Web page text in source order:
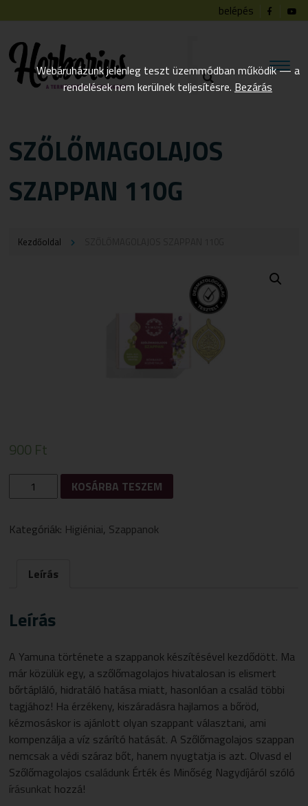
belépés
SZŐLŐMAGOLAJOS
SZAPPAN 110G
Kezdőoldal
900 Ft
SZŐLŐMAGOLAJOS
SZAPPAN
KOSÁRBA TESZEM
Kategóriák: Higiéniai, Szappanok
Leírás
Leírás
A Yamuna története a szappanok készítésével kezdődött. Ma
már közülük egy, a szőlőmagolajos hivatalosan is elismert
bőrtápláló, hidratáló hatása miatt, hasonlóan a család többi
tagjához! Ha érzékeny, kiszáradásra hajlamos a bőröd,
kézmosáskor is ajánlott olyan szappant választani, ami
kompenzálja a víz szárító hatását. A Szőlőmagolajos szappan
nemcsak a védi száraz bőt, hanem nyugtatja is azt. Olvasd el
Szőlőmagolajos családunk Érték és Minőség Nagydíjáról szóló
írásunkat hozzá!
Webáruházunk jelenleg teszt üzemmódban működik — a
rendelések nem kerülnek teljesítésre. Bezárás